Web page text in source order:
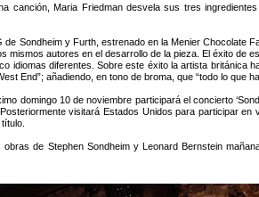
Maria Friedman desvela sus tres
Sondheim y Furth, estrenado en la Menier Chocolate
autores en el desarrollo de la pieza. El éxito de
diferentes. Sobre este éxito la artista británica
End”; añadiendo, en tono de broma, que “todo lo que
domingo 10 de noviembre participará el concierto
visitará Estados Unidos para participar
de Stephen Sondheim y Leonard Bernstein